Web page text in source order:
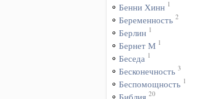
Бенни Хинн 1
Беременность 2
Берлин 1
Бернет М 1
Беседа 1
Бесконечность 3
Беспомощность 1
20